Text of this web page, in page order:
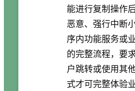
能进行复制操作后
恶意、强行中断
序内功能服务或
的完整流程，要
户跳转或使用其
式才可完整体验